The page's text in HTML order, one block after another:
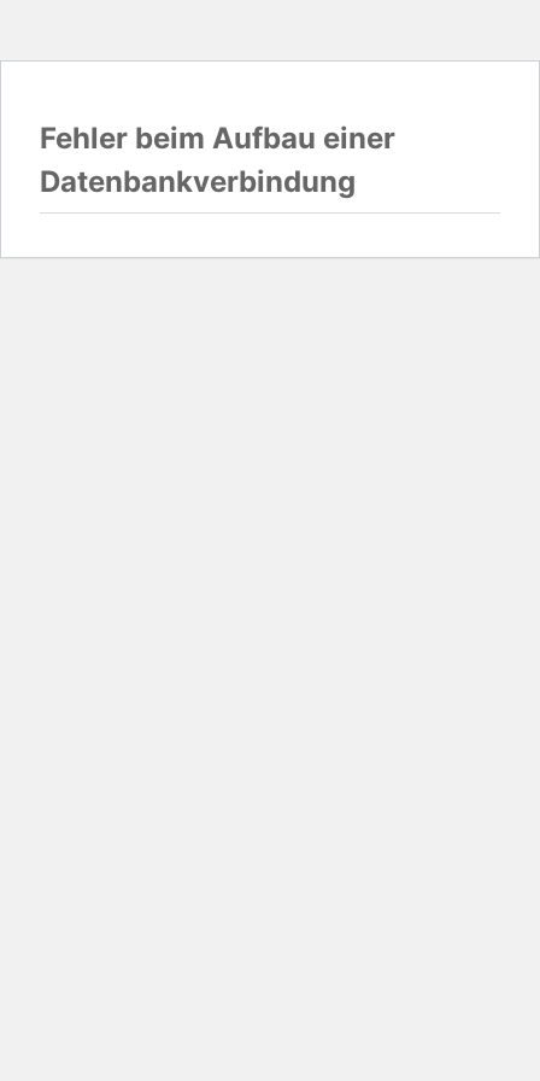
Fehler beim Aufbau einer
Datenbankverbindung